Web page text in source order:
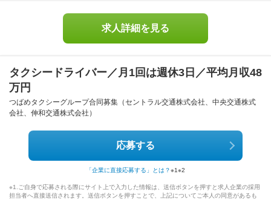
求人詳細を見る
タクシードライバー／月1回は週休3日／平均月収48
万円
つばめタクシーグループ合同募集（セントラル交通株式会社、中央交通株式
会社、伸和交通株式会社）
応募する
「企業に直接応募する」とは？※1※2
※1.ご自身で応募される際にサイト上で入力した情報は、送信ボタンを押すと求人企業の採用
担当者へ直接送信されます。送信ボタンを押すことで、上記についてご本人の同意があるも